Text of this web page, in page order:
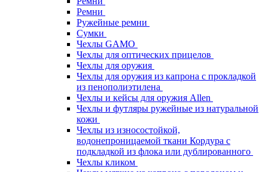
Ремни
Ружейные ремни
Сумки
Чехлы GAMO
Чехлы для оптических прицелов
Чехлы для оружия
Чехлы для оружия из капрона с прокладкой
из пенополиэтилена
Чехлы и кейсы для оружия Allen
Чехлы и футляры ружейные из натуральной
кожи
Чехлы из износостойкой,
водонепроницаемой ткани Кордура с
подкладкой из флока или дублированного
Чехлы кликом